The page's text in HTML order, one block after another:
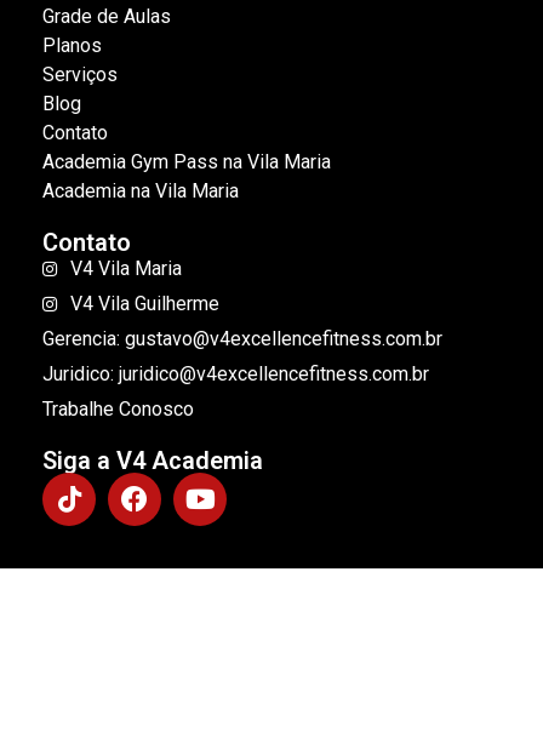
Grade de Aulas
Planos
Serviços
Blog
Contato
Academia Gym Pass na Vila Maria
Academia na Vila Maria
Contato
V4 Vila Maria
V4 Vila Guilherme
Gerencia: gustavo@v4excellencefitness.com.br
Juridico: juridico@v4excellencefitness.com.br
Trabalhe Conosco
Siga a V4 Academia